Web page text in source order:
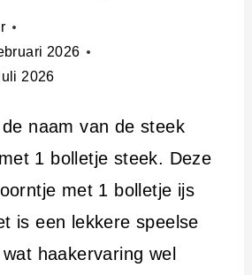
2026
2026
naam van de steek
1 bolletje steek. Deze
met 1 bolletje ijs
is een lekkere speelse
haakervaring wel